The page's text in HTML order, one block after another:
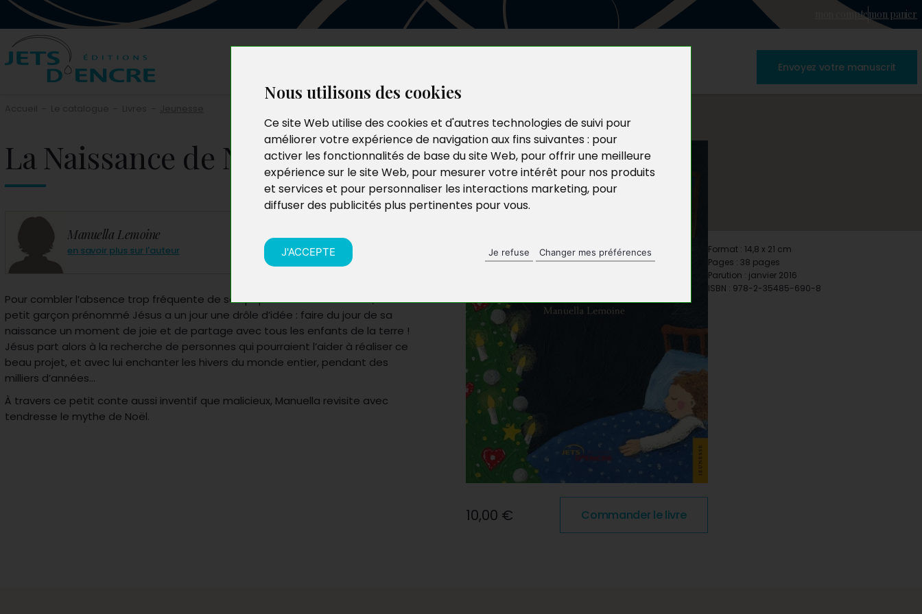
Nous utilisons des cookies
Ce site Web utilise des cookies et d'autres technologies de suivi pour
améliorer votre expérience de navigation aux fins suivantes : pour
activer les fonctionnalités de base du site Web, pour offrir une meilleure
expérience sur le site Web, pour mesurer votre intérêt pour nos produits
et services et pour personnaliser les interactions marketing, pour
diffuser des publicités plus pertinentes pour vous.
J'ACCEPTE Je refuse Changer mes préférences
mon comptemon panier
Envoyez votre manuscrit
La Naissance de Noël
Manuella Lemoine
en savoir plus sur l'auteur
Pour combler l’absence trop fréquente de son papa à ses anniversaires, un
petit garçon prénommé Jésus a un jour une drôle d’idée : faire du jour de sa
naissance un moment de joie et de partage avec tous les enfants de la terre !
Jésus part alors à la recherche de personnes qui pourraient l’aider à réaliser ce
beau projet, et avec lui enchanter les hivers du monde entier, pendant des
milliers d’années…
À travers ce petit conte aussi inventif que malicieux, Manuella revisite avec
tendresse le mythe de Noël.
10,00 € Commander le livre
Format : 14,8 x 21 cm
Pages : 38 pages
Parution : janvier 2016
ISBN : 978-2-35485-690-8